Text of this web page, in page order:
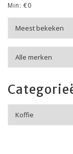
Min: €0